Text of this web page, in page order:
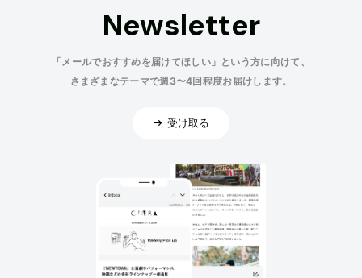
Newsletter
「メールでおすすめを届けてほしい」という方に向けて、
さまざまなテーマで週3〜4回程度お届けします。
受け取る